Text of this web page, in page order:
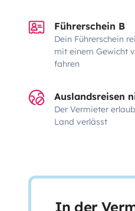
Führerschein B
Dein Führerschein
mit einem Gewicht
fahren
Auslandsreisen
Der Vermieter
Land verlässt
In der